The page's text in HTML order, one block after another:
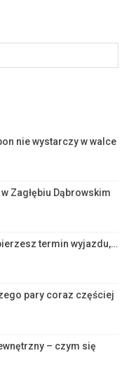
nie wystarczy w walce
Zagłębiu Dąbrowskim
termin wyjazdu,…
pary coraz częściej
– czym się